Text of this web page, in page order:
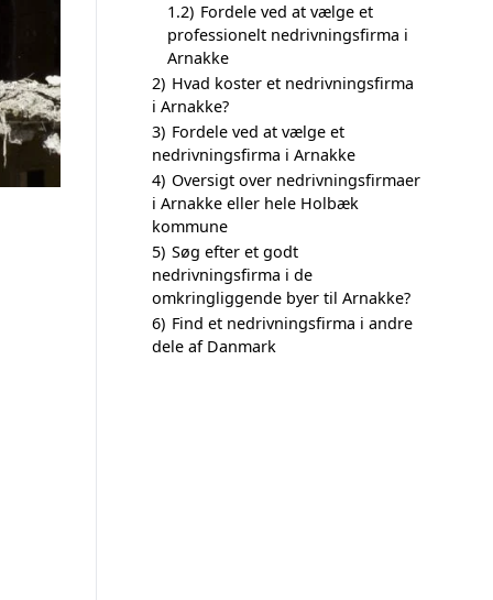
1.2) Fordele ved at vælge et
professionelt nedrivningsfirma i
Arnakke
2) Hvad koster et nedrivningsfirma
i Arnakke?
3) Fordele ved at vælge et
nedrivningsfirma i Arnakke
4) Oversigt over nedrivningsfirmaer
i Arnakke eller hele Holbæk
kommune
5) Søg efter et godt
nedrivningsfirma i de
omkringliggende byer til Arnakke?
6) Find et nedrivningsfirma i andre
dele af Danmark